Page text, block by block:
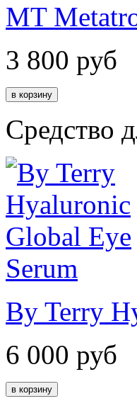
MT
3 800 руб
Средство
By Terry
6 000 руб